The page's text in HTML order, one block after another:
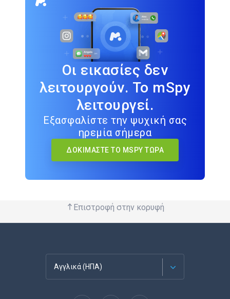
Οι εικασίες δεν
λειτουργούν. Το mSpy
λειτουργεί.
Εξασφαλίστε την ψυχική σας
ηρεμία σήμερα
ΔΟΚΙΜΆΣΤΕ ΤΟ MSPY ΤΏΡΑ
Επιστροφή στην κορυφή
Αγγλικά (ΗΠΑ)